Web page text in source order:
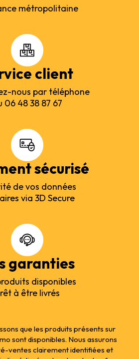
métropolitaine
client
nous par téléphone
06 48 38 87 67
sécurisé
de vos données
via 3D Secure
garanties
disponibles
à être livrés
que les produits présents sur
sont disponibles. Nous assurons
ventes clairement identifiées et